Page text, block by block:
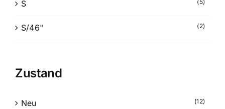
S (5)
S/46" (2)
Zustand
Neu (12)